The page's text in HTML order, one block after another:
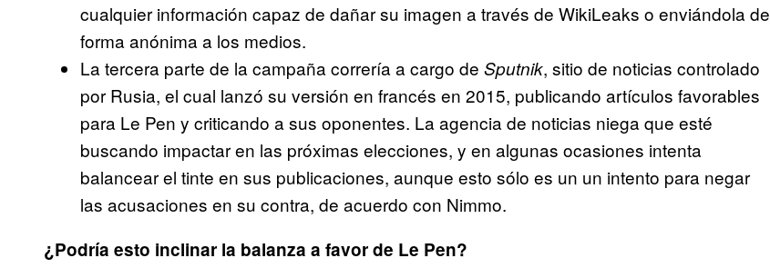
cualquier información capaz de dañar su imagen a través de WikiLeaks o enviándola de
forma anónima a los medios.
La tercera parte de la campaña correría a cargo de Sputnik, sitio de noticias controlado
por Rusia, el cual lanzó su versión en francés en 2015, publicando artículos favorables
para Le Pen y criticando a sus oponentes. La agencia de noticias niega que esté
buscando impactar en las próximas elecciones, y en algunas ocasiones intenta
balancear el tinte en sus publicaciones, aunque esto sólo es un un intento para negar
las acusaciones en su contra, de acuerdo con Nimmo.
¿Podría esto inclinar la balanza a favor de Le Pen?